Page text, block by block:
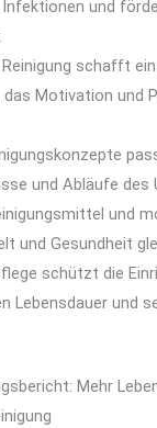
und
schafft
Motivation und
und Abläufe des
und
und Gesundheit
schützt die
Lebensdauer und
Mehr